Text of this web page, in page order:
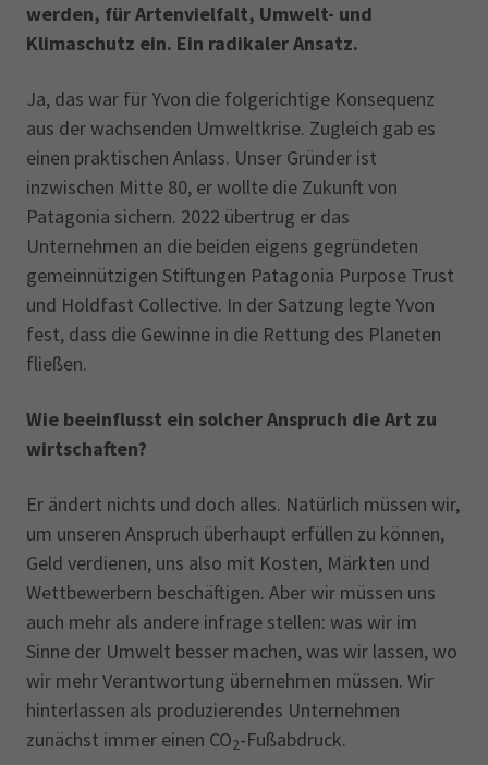
werden, für Artenvielfalt, Umwelt- und
Klimaschutz ein. Ein radikaler Ansatz.
Ja, das war für Yvon die folgerichtige Konsequenz
aus der wachsenden Umweltkrise. Zugleich gab es
einen praktischen Anlass. Unser Gründer ist
inzwischen Mitte 80, er wollte die Zukunft von
Patagonia sichern. 2022 übertrug er das
Unternehmen an die beiden eigens gegründeten
gemeinnützigen Stiftungen Patagonia Purpose Trust
und Holdfast Collective. In der Satzung legte Yvon
fest, dass die Gewinne in die Rettung des Planeten
fließen.
Wie beeinflusst ein solcher Anspruch die Art zu
wirtschaften?
Er ändert nichts und doch alles. Natürlich müssen wir,
um unseren Anspruch überhaupt erfüllen zu können,
Geld verdienen, uns also mit Kosten, Märkten und
Wettbewerbern beschäftigen. Aber wir müssen uns
auch mehr als andere infrage stellen: was wir im
Sinne der Umwelt besser machen, was wir lassen, wo
wir mehr Verantwortung übernehmen müssen. Wir
hinterlassen als produzierendes Unternehmen
zunächst immer einen CO2-Fußabdruck.